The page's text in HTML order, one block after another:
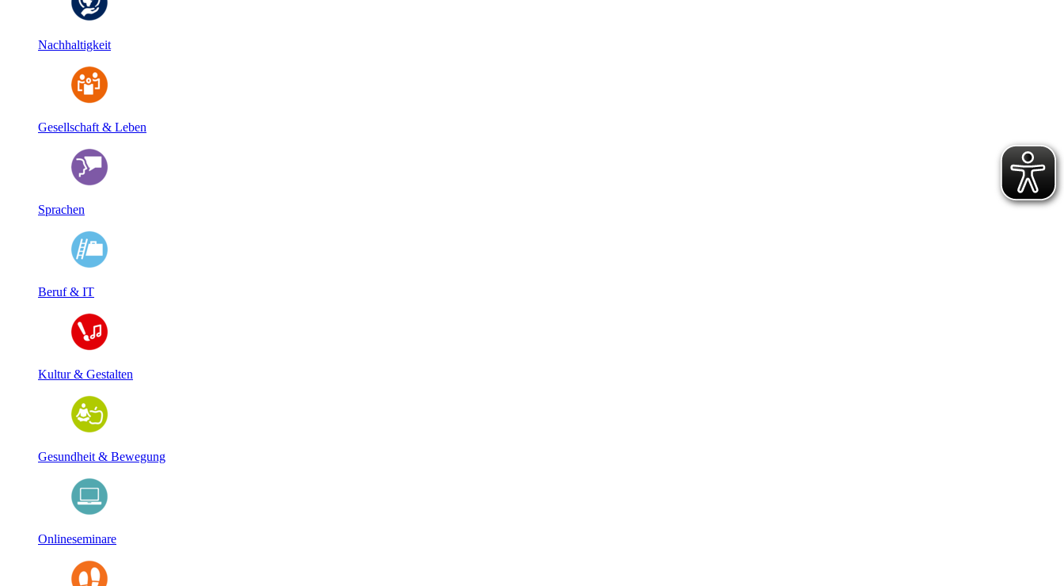
Nachhaltigkeit
Gesellschaft & Leben
Sprachen
Beruf & IT
Kultur & Gestalten
Gesundheit & Bewegung
Onlineseminare